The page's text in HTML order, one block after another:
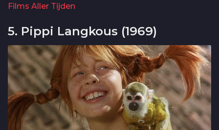
Films Aller Tijden
5. Pippi Langkous (1969)